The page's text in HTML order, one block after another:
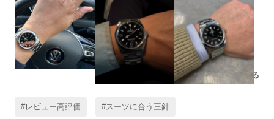
残りの写真もみる
#レビュー高評価 #スーツに合う三針